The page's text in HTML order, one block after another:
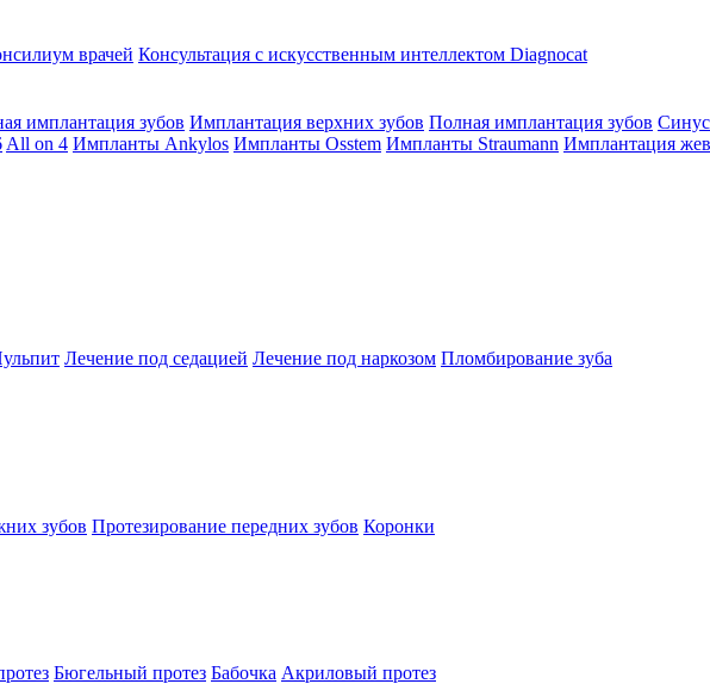
врачей Консультация с искусственным интеллектом Diagnocat
имплантация зубов Имплантация верхних зубов Полная имплантация зубов
All on 4 Импланты Ankylos Импланты Osstem Импланты Straumann Имплантация
Лечение под седацией Лечение под наркозом Пломбирование зуба
зубов Протезирование передних зубов Коронки
Бюгельный протез Бабочка Акриловый протез